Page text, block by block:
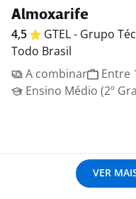
Almoxarife
4,5 GTEL - Grupo
Todo Brasil
A combinar
Entre
Ensino Médio (2º
VER